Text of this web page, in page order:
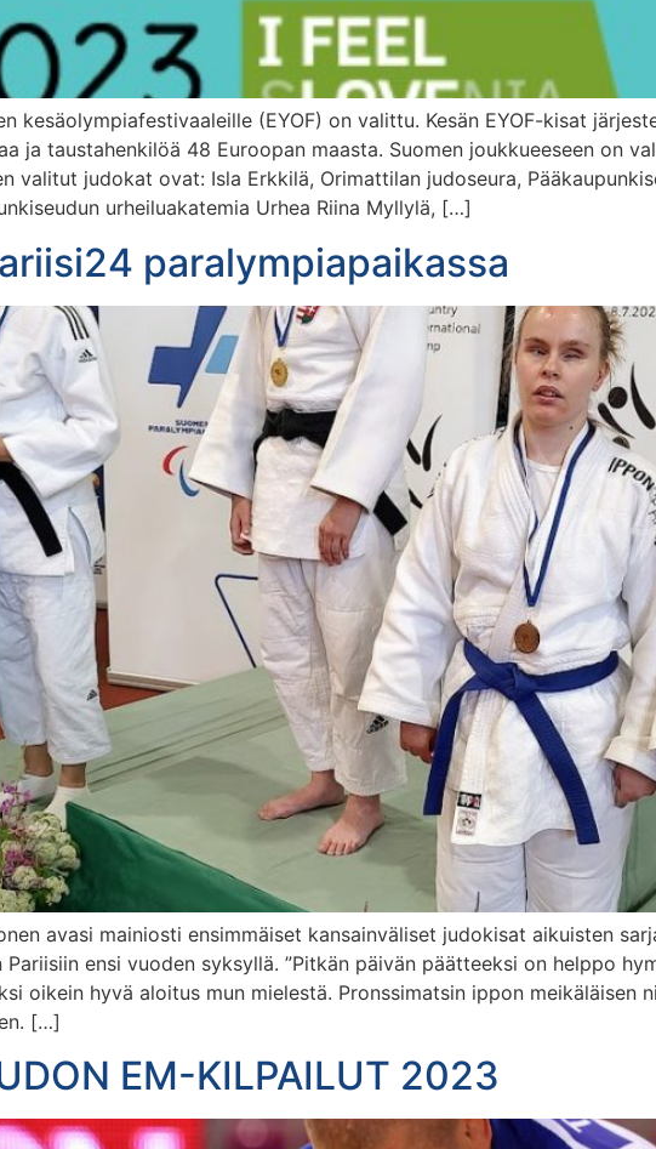
kesäolympiafestivaaleille (EYOF) on valittu. Kesän EYOF-kisat
ja taustahenkilöä 48 Euroopan maasta. Suomen joukkueeseen on
valitut judokat ovat: Isla Erkkilä, Orimattilan judoseura,
urheiluakatemia Urhea Riina Myllylä, […]
paralympiapaikassa
avasi mainiosti ensimmäiset kansainväliset judokisat aikuisten
ensi vuoden syksyllä. ”Pitkän päivän päätteeksi on helppo
oikein hyvä aloitus mun mielestä. Pronssimatsin ippon meikäläisen
[…]
EM-KILPAILUT 2023